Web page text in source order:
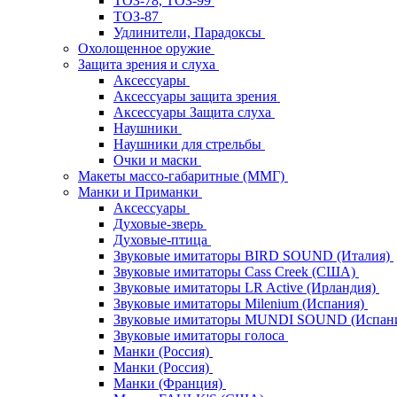
ТОЗ-87
Удлинители, Парадоксы
Охолощенное оружие
Защита зрения и слуха
Аксессуары
Аксессуары защита зрения
Аксессуары Защита слуха
Наушники
Наушники для стрельбы
Очки и маски
Макеты массо-габаритные (ММГ)
Манки и Приманки
Аксессуары
Духовые-зверь
Духовые-птица
Звуковые имитаторы BIRD SOUND (Италия)
Звуковые имитаторы Cass Creek (США)
Звуковые имитаторы LR Active (Ирландия)
Звуковые имитаторы Milenium (Испания)
Звуковые имитаторы MUNDI SOUND
Звуковые имитаторы голоса
Манки (Россия)
Манки (Россия)
Манки (Франция)